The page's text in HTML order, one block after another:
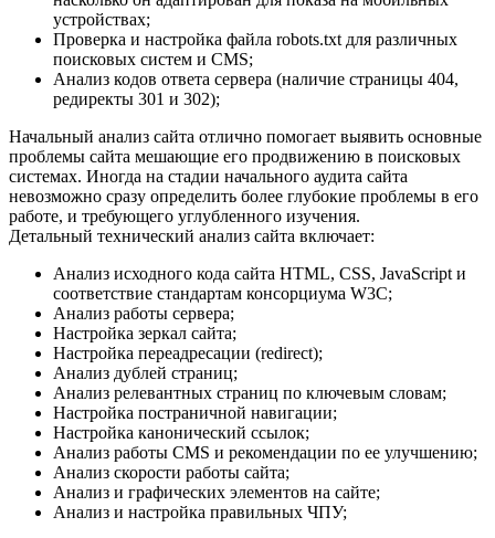
устройствах;
Проверка и настройка файла robots.txt для различных
поисковых систем и CMS;
Анализ кодов ответа сервера (наличие страницы 404,
редиректы 301 и 302);
Начальный анализ сайта отлично помогает выявить основные
проблемы сайта мешающие его продвижению в поисковых
системах. Иногда на стадии начального аудита сайта
невозможно сразу определить более глубокие проблемы в его
работе, и требующего углубленного изучения.
Детальный технический анализ сайта включает:
Анализ исходного кода сайта HTML, CSS, JavaScript и
соответствие стандартам консорциума W3C;
Анализ работы сервера;
Настройка зеркал сайта;
Настройка переадресации (redirect);
Анализ дублей страниц;
Анализ релевантных страниц по ключевым словам;
Настройка постраничной навигации;
Настройка канонический ссылок;
Анализ работы CMS и рекомендации по ее улучшению;
Анализ скорости работы сайта;
Анализ и графических элементов на сайте;
Анализ и настройка правильных ЧПУ;